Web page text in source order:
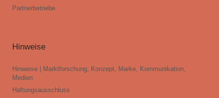
Partnerbetriebe
Hinweise
Hinweise | Marktforschung, Konzept, Marke, Kommunikation,
Medien
Haftungsausschluss